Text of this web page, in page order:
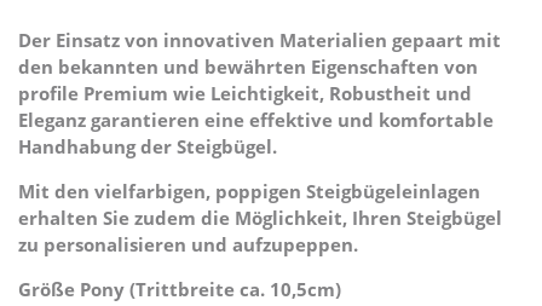
Der Einsatz von innovativen Materialien gepaart mit
den bekannten und bewährten Eigenschaften von
profile Premium wie Leichtigkeit, Robustheit und
Eleganz garantieren eine effektive und komfortable
Handhabung der Steigbügel.
Mit den vielfarbigen, poppigen Steigbügeleinlagen
erhalten Sie zudem die Möglichkeit, Ihren Steigbügel
zu personalisieren und aufzupeppen.
Größe Pony (Trittbreite ca. 10,5cm)